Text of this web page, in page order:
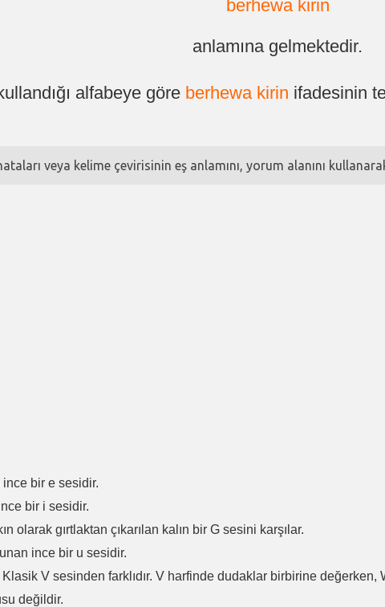
berhewa kirin
anlamına gelmektedir.
alfabeye göre berhewa kirin ifadesinin
veya kelime çevirisinin eş anlamını, yorum alanını
ince bir e sesidir.
bir i sesidir.
olarak gırtlaktan çıkarılan kalın bir G sesini karşılar.
ince bir u sesidir.
V sesinden farklıdır. V harfinde dudaklar birbirine değerken,
değildir.